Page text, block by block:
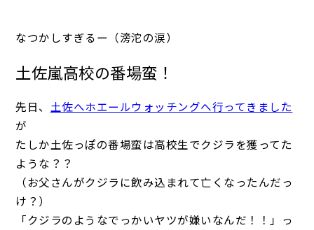
なつかしすぎるー（滂沱の涙）
土佐嵐高校の番場蛮！
先日、 土佐へホエールウォッチングへ行ってきました
が
たしか土佐っぽの番場蛮は高校生でクジラを獲ってた
ような？？
（お父さんがクジラに飲み込まれて亡くなったんだっ
け？）
「クジラのようなでっかいヤツが嫌いなんだ！！」っ